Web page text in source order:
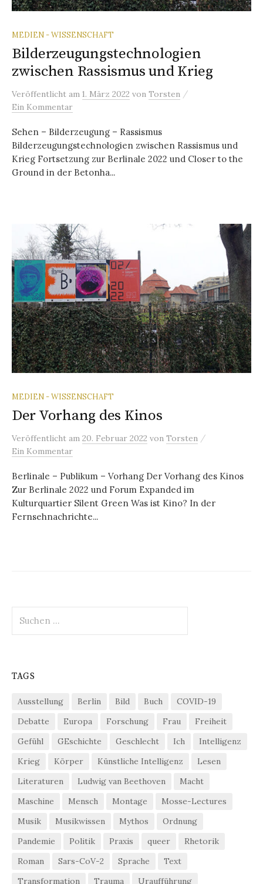
MEDIEN - WISSENSCHAFT
Bilderzeugungstechnologien
zwischen Rassismus und Krieg
Veröffentlicht am 1. März 2022 von Torsten /
Ein Kommentar
Sehen – Bilderzeugung – Rassismus
Bilderzeugungstechnologien zwischen Rassismus und
Krieg Fortsetzung zur Berlinale 2022 und Closer to the
Ground in der Betonha...
MEDIEN - WISSENSCHAFT
Der Vorhang des Kinos
Veröffentlicht am 20. Februar 2022 von Torsten /
Ein Kommentar
Berlinale – Publikum – Vorhang Der Vorhang des Kinos
Zur Berlinale 2022 und Forum Expanded im
Kulturquartier Silent Green Was ist Kino? In der
Fernsehnachrichte...
nach:
TAGS
Ausstellung Berlin Bild Buch
COVID-19
Debatte
Europa Forschung Frau
Freiheit
Gefühl
GEschichte Geschlecht Ich
Intelligenz
Krieg
Körper Künstliche Intelligenz
Lesen
Literaturen
Ludwig van Beethoven
Macht
Maschine
Mensch Montage
Mosse-Lectures
Musik
Musikwissen Mythos
Ordnung
Pandemie
Politik Praxis queer
Rhetorik
Roman
Sars-CoV-2 Sprache
Text
Transformation
Trauma Uraufführung